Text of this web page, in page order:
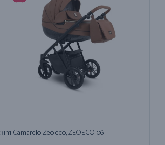
3in1 Camarelo Zeo eco, ZEOECO-06